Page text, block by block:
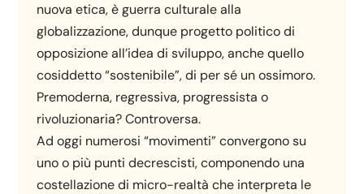
nuova etica, è guerra culturale alla
globalizzazione, dunque progetto politico di
opposizione all’idea di sviluppo, anche quello
cosiddetto “sostenibile”, di per sé un ossimoro.
Premoderna, regressiva, progressista o
rivoluzionaria? Controversa.
Ad oggi numerosi “movimenti” convergono su
uno o più punti decrescisti, componendo una
costellazione di micro-realtà che interpreta le